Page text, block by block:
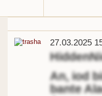
27.03.2025
An, iod
bante